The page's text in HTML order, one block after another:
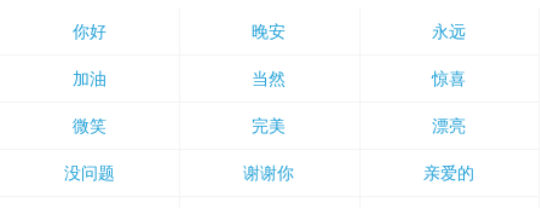
你好 晚安 永远
加油 当然 惊喜
微笑 完美 漂亮
没问题 谢谢你 亲爱的